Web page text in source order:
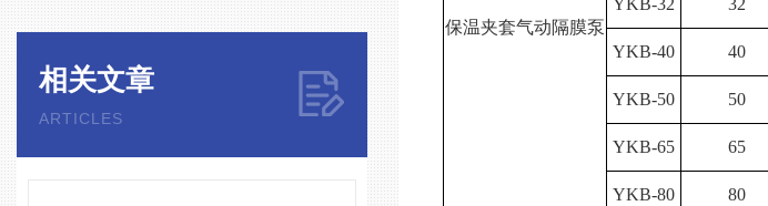
相关文章
ARTICLES
保温夹套气动隔膜泵
YKB-32 32
YKB-40 40
YKB-50 50
YKB-65 65
YKB-80 80